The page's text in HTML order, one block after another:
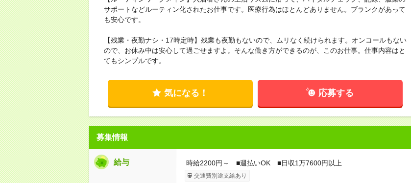
サポートなどルーティン化されたお仕事です。医療行為はほとんどありません。ブランクがあって
も安心です。
【残業・夜勤ナシ・17時定時】残業も夜勤もないので、ムリなく続けられます。オンコールもない
ので、お休み中は安心して過ごせますよ。そんな働き方ができるのが、このお仕事。仕事内容はと
てもシンプルです。
気になる！ 応募する
募集情報
給与 時給2200円～ ■週払いOK ■日収1万7600円以上
交通費別途支給あり